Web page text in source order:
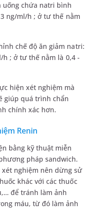
uống chứa natri bình
ng/ml/h ; ở tư thế nằm
chế độ ăn giảm natri:
; ở tư thế nằm là 0,4 -
hiện xét nghiệm mà
giúp quá trình chẩn
chính xác hơn.
Renin
bằng kỹ thuật miễn
pháp sandwich.
nghiệm nên dừng sử
khác với các thuốc
để tránh làm ảnh
máu, từ đó làm ảnh